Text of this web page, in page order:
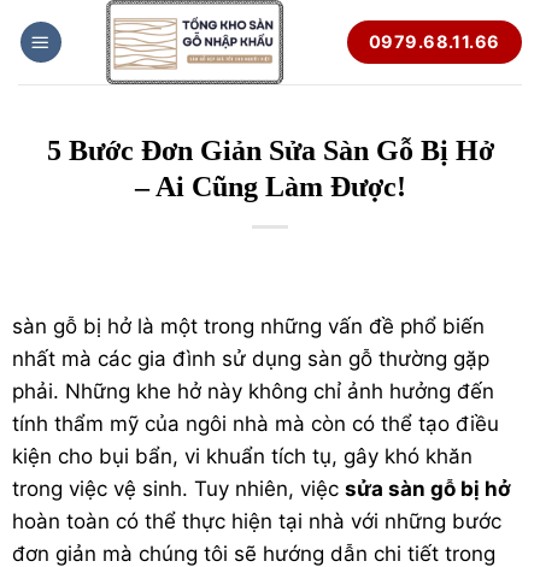
qua
nội
0979.68.11.66
5 Bước Đơn Giản Sửa Sàn Gỗ Bị Hở
– Ai Cũng Làm Được!
sàn gỗ bị hở là một trong những vấn đề phổ biến
nhất mà các gia đình sử dụng sàn gỗ thường gặp
phải. Những khe hở này không chỉ ảnh hưởng đến
tính thẩm mỹ của ngôi nhà mà còn có thể tạo điều
kiện cho bụi bẩn, vi khuẩn tích tụ, gây khó khăn
trong việc vệ sinh. Tuy nhiên, việc sửa sàn gỗ bị hở
hoàn toàn có thể thực hiện tại nhà với những bước
đơn giản mà chúng tôi sẽ hướng dẫn chi tiết trong